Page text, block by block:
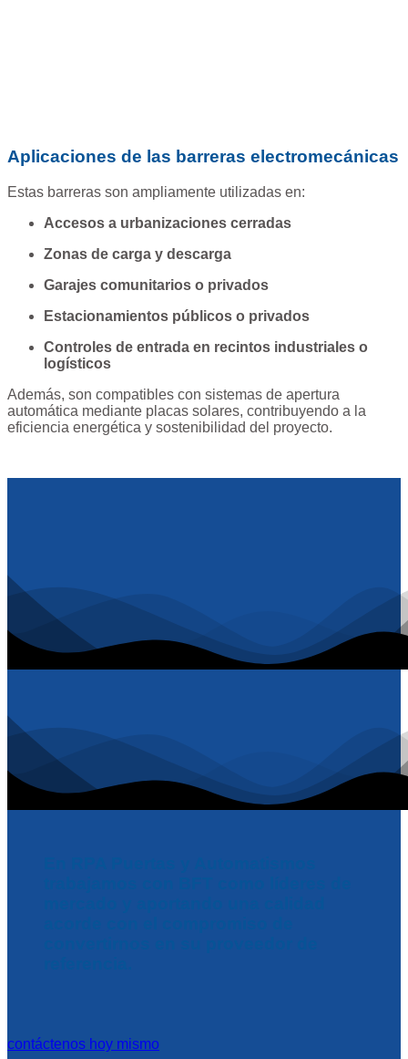
Aplicaciones de las barreras electromecánicas
Estas barreras son ampliamente utilizadas en:
Accesos a urbanizaciones cerradas
Zonas de carga y descarga
Garajes comunitarios o privados
Estacionamientos públicos o privados
Controles de entrada en recintos industriales o
logísticos
Además, son compatibles con sistemas de apertura
automática mediante placas solares, contribuyendo a la
eficiencia energética y sostenibilidad del proyecto.
contáctenos hoy mismo